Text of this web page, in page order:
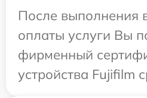
После выполнения
оплаты услуги Вы
фирменный
устройства Fujifilm